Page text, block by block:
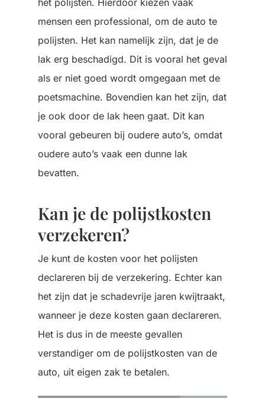
het polijsten. Hierdoor kiezen vaak
mensen een professional, om de auto te
polijsten. Het kan namelijk zijn, dat je de
lak erg beschadigd. Dit is vooral het geval
als er niet goed wordt omgegaan met de
poetsmachine. Bovendien kan het zijn, dat
je ook door de lak heen gaat. Dit kan
vooral gebeuren bij oudere auto’s, omdat
oudere auto’s vaak een dunne lak
bevatten.
Kan je de polijstkosten
verzekeren?
Je kunt de kosten voor het polijsten
declareren bij de verzekering. Echter kan
het zijn dat je schadevrije jaren kwijtraakt,
wanneer je deze kosten gaan declareren.
Het is dus in de meeste gevallen
verstandiger om de polijstkosten van de
auto, uit eigen zak te betalen.